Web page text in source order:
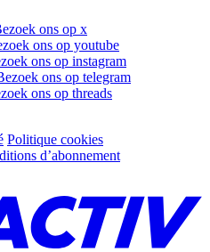
ons op x
ons op youtube
ons op instagram
ons op telegram
ons op threads
Politique cookies
d’abonnement